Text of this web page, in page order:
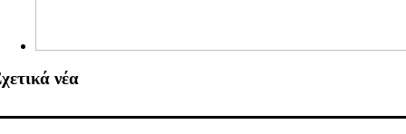
νέα